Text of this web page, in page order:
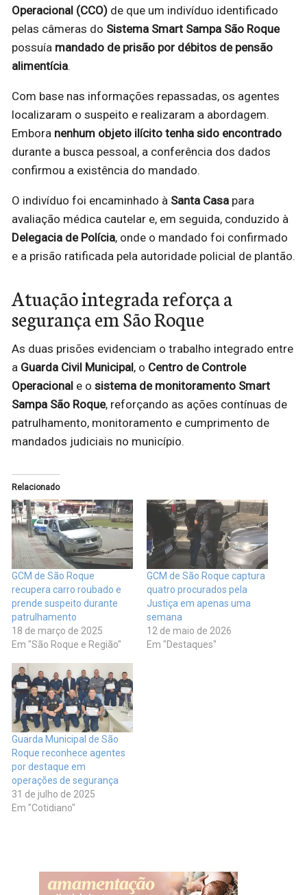
Operacional (CCO) de que um indivíduo identificado
pelas câmeras do Sistema Smart Sampa São Roque
possuía mandado de prisão por débitos de pensão
alimentícia.
Com base nas informações repassadas, os agentes
localizaram o suspeito e realizaram a abordagem.
Embora nenhum objeto ilícito tenha sido encontrado
durante a busca pessoal, a conferência dos dados
confirmou a existência do mandado.
O indivíduo foi encaminhado à Santa Casa para
avaliação médica cautelar e, em seguida, conduzido à
Delegacia de Polícia, onde o mandado foi confirmado
e a prisão ratificada pela autoridade policial de plantão.
Atuação integrada reforça a
segurança em São Roque
As duas prisões evidenciam o trabalho integrado entre
a Guarda Civil Municipal, o Centro de Controle
Operacional e o sistema de monitoramento Smart
Sampa São Roque, reforçando as ações contínuas de
patrulhamento, monitoramento e cumprimento de
mandados judiciais no município.
Relacionado
GCM de São Roque
recupera carro roubado e
prende suspeito durante
patrulhamento
18 de março de 2025
Em "São Roque e Região"
GCM de São Roque captura
quatro procurados pela
Justiça em apenas uma
semana
12 de maio de 2026
Em "Destaques"
Guarda Municipal de São
Roque reconhece agentes
por destaque em
operações de segurança
31 de julho de 2025
Em "Cotidiano"